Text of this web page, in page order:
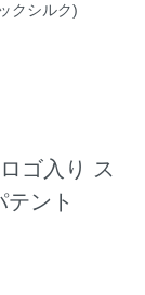
クシルク)
ゴ入り ス
ント